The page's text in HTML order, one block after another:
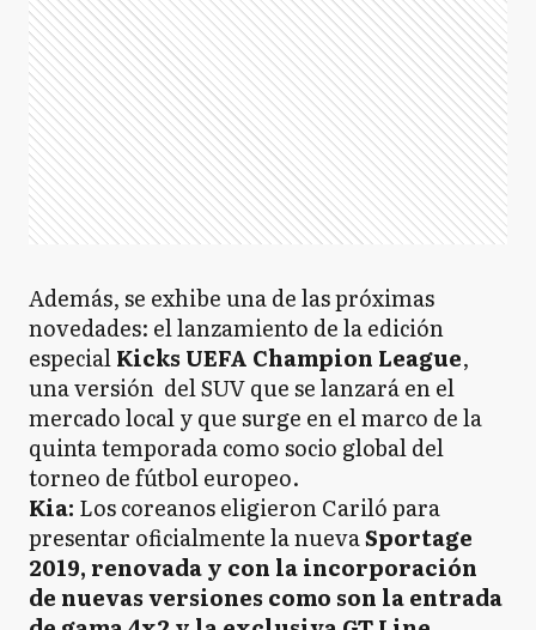
Además, se exhibe una de las próximas
novedades: el lanzamiento de la edición
especialKicks UEFA Champion League,
una versión del SUV que se lanzará en el
mercado local y que surge en el marco de la
quinta temporada como socio global del
torneo de fútbol europeo.
Kia: Los coreanos eligieron Cariló para
presentar oficialmente la nuevaSportage
2019, renovada y con la incorporación
de nuevas versiones como son la entrada